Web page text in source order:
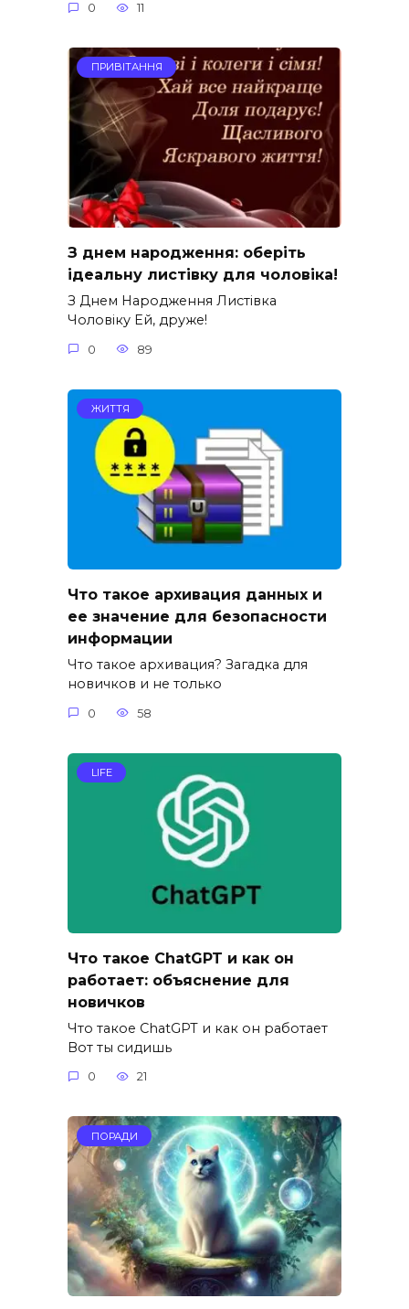
0 11
ПРИВІТАННЯ
З днем народження: оберіть
ідеальну листівку для чоловіка!
З Днем Народження Листівка
Чоловіку Ей, друже!
0 89
ЖИТТЯ
Что такое архивация данных и
ее значение для безопасности
информации
Что такое архивация? Загадка для
новичков и не только
0 58
LIFE
Что такое ChatGPT и как он
работает: объяснение для
новичков
Что такое ChatGPT и как он работает
Вот ты сидишь
0 21
ПОРАДИ